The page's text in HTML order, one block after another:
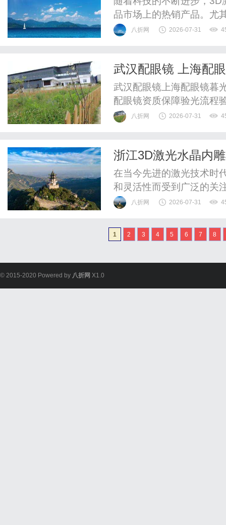
品市场上的热销产品。尤
专业生产3D激光水晶内
高端的激光加工设备，能
八折网 2026-07-31
武汉配眼镜 上海配
武汉配眼镜上海配眼镜暮
配眼镜资质保障验光流程
惠，兼顾高专业度与高性
八折网 2026-07-31
浙江3D激光水晶内
在当今先进的激光技术时
和灵活性而受到广泛的关
来实现更高质量的个性化
么，究竟哪些品牌的3D
点、行业推荐品牌和使用
八折网 2026-07-31
1 2 3 4 5 6 7 8
© 2015-2020 Powered by 八折网 X1.0